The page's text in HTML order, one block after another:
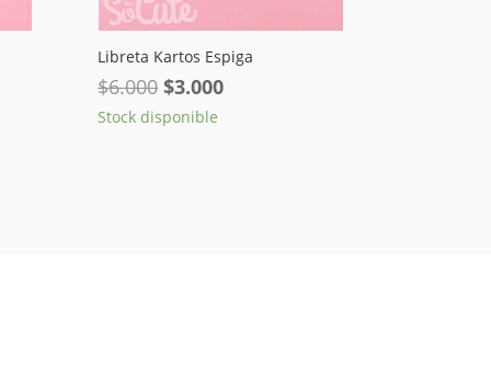
Libreta Kartos Espiga
$6.000 El
precio
$3.000El
Stock disponible